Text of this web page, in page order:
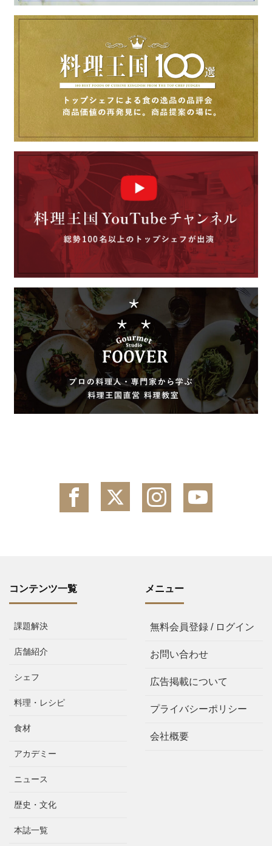
コンテンツ一覧
課題解決
店舗紹介
シェフ
料理・レシピ
食材
アカデミー
ニュース
歴史・文化
本誌一覧
メニュー
無料会員登録 / ログイン
お問い合わせ
広告掲載について
プライバシーポリシー
会社概要